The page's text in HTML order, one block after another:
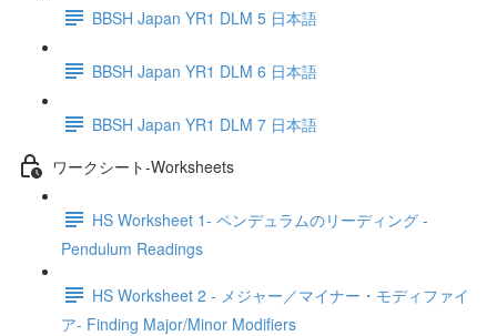
BBSH Japan YR1 DLM 5 日本語
BBSH Japan YR1 DLM 6 日本語
BBSH Japan YR1 DLM 7 日本語
ワークシート-Worksheets
HS Worksheet 1- ペンデュラムのリーディング -
Pendulum Readings
HS Worksheet 2 - メジャー／マイナー・モディファイ
ア- Finding Major/Minor Modifiers